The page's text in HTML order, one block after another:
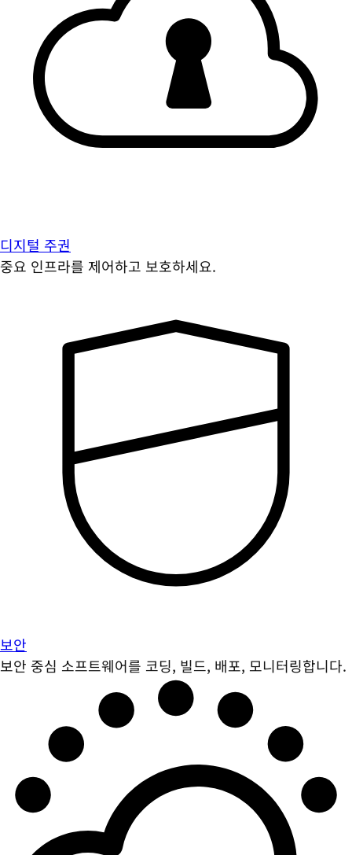
디지털 주권
중요 인프라를 제어하고 보호하세요.
보안
보안 중심 소프트웨어를 코딩, 빌드, 배포, 모니터링합니다.